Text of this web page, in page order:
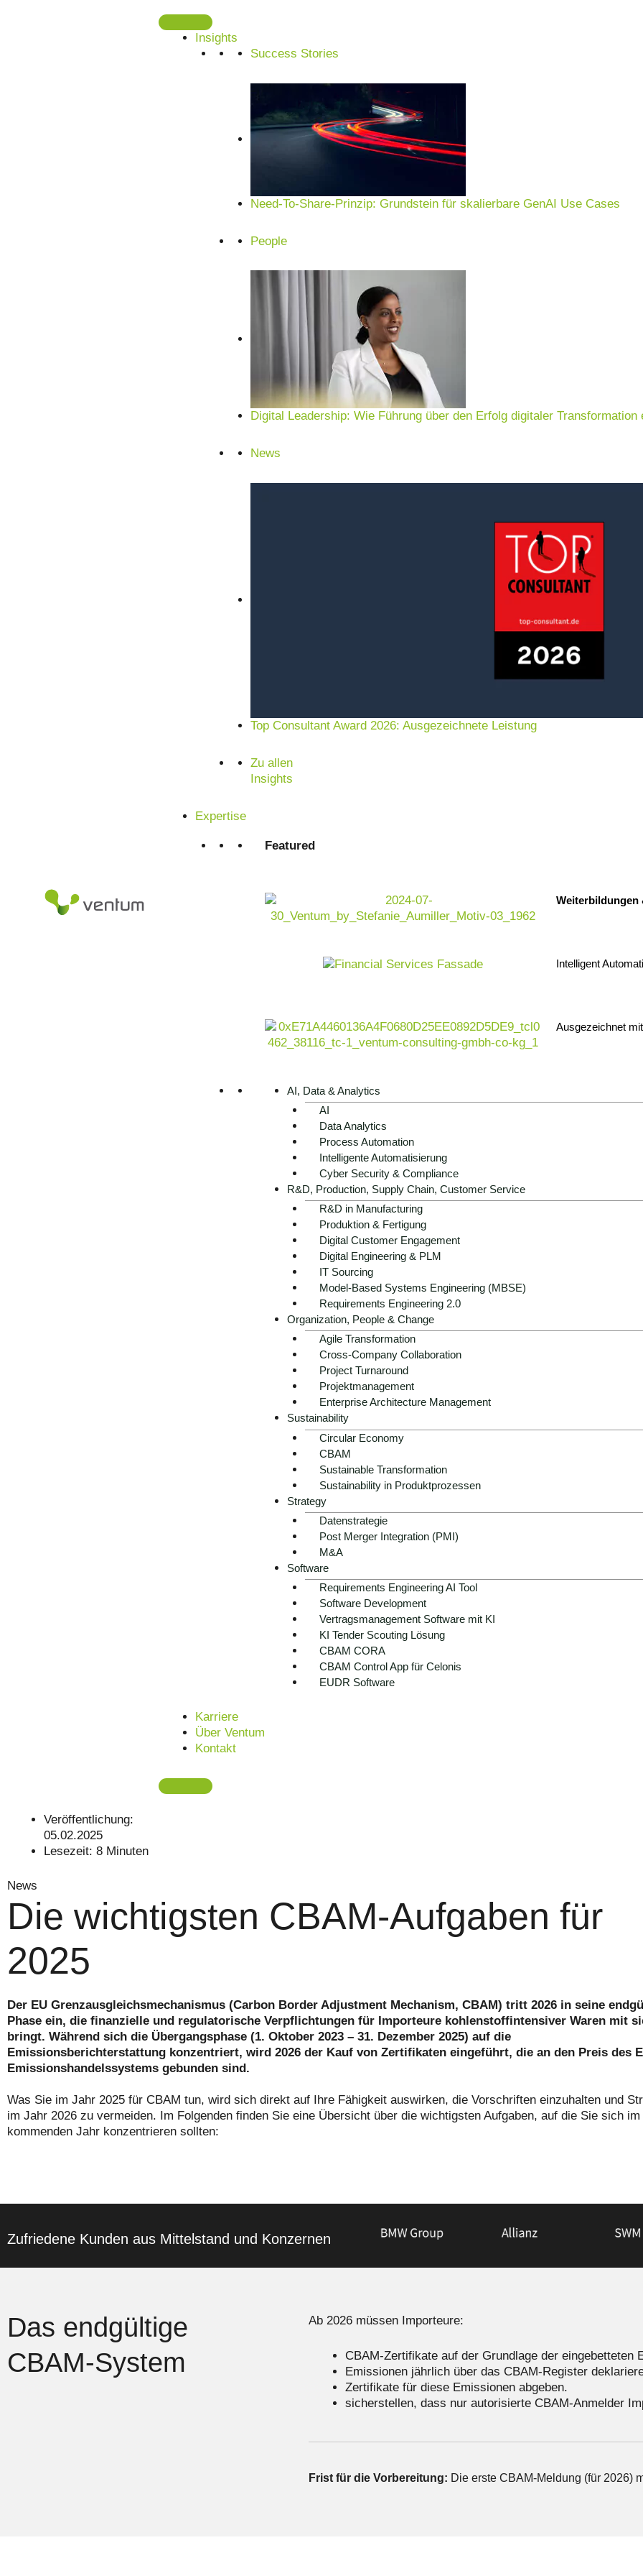
Insights
Success Stories
Need-To-Share-Prinzip: Grundstein für skalierbare GenAI Use Cases
People
Digital Leadership: Wie Führung über den Erfolg digitaler Transformation
News
Top Consultant Award 2026: Ausgezeichnete Leistung
Zu allen
Insights
Expertise
Featured
Weiterbildungen
Intelligent
Ausgezeichnet
AI, Data & Analytics
AI
Data Analytics
Process Automation
Intelligente Automatisierung
Cyber Security & Compliance
R&D, Production, Supply Chain, Customer Service
R&D in Manufacturing
Produktion & Fertigung
Digital Customer Engagement
Digital Engineering & PLM
IT Sourcing
Model-Based Systems Engineering (MBSE)
Requirements Engineering 2.0
Organization, People & Change
Agile Transformation
Cross-Company Collaboration
Project Turnaround
Projektmanagement
Enterprise Architecture Management
Sustainability
Circular Economy
CBAM
Sustainable Transformation
Sustainability in Produktprozessen
Strategy
Datenstrategie
Post Merger Integration (PMI)
M&A
Software
Requirements Engineering AI Tool
Software Development
Vertragsmanagement Software mit KI
KI Tender Scouting Lösung
CBAM CORA
CBAM Control App für Celonis
EUDR Software
Karriere
Über Ventum
Kontakt
Veröffentlichung:
05.02.2025
Lesezeit: 8 Minuten
News
Die wichtigsten CBAM-Aufgaben für
2025
Der EU Grenzausgleichsmechanismus (Carbon Border Adjustment Mechanism, CBAM) tritt 2026 in seine
Phase ein, die finanzielle und regulatorische Verpflichtungen für Importeure kohlenstoffintensiver Waren mit
bringt. Während sich die Übergangsphase (1. Oktober 2023 – 31. Dezember 2025) auf die
Emissionsberichterstattung konzentriert, wird 2026 der Kauf von Zertifikaten eingeführt, die an den Preis des
Emissionshandelssystems gebunden sind.
Was Sie im Jahr 2025 für CBAM tun, wird sich direkt auf Ihre Fähigkeit auswirken, die Vorschriften einzuhalten und
im Jahr 2026 zu vermeiden. Im Folgenden finden Sie eine Übersicht über die wichtigsten Aufgaben, auf die Sie sich im
kommenden Jahr konzentrieren sollten:
Zufriedene Kunden aus Mittelstand und Konzernen
Das endgültige
CBAM-System
Ab 2026 müssen Importeure:
CBAM-Zertifikate auf der Grundlage der eingebetteten
Emissionen jährlich über das CBAM-Register
Zertifikate für diese Emissionen abgeben.
sicherstellen, dass nur autorisierte CBAM-Anmelder
Frist für die Vorbereitung: Die erste CBAM-Meldung (für 2026)